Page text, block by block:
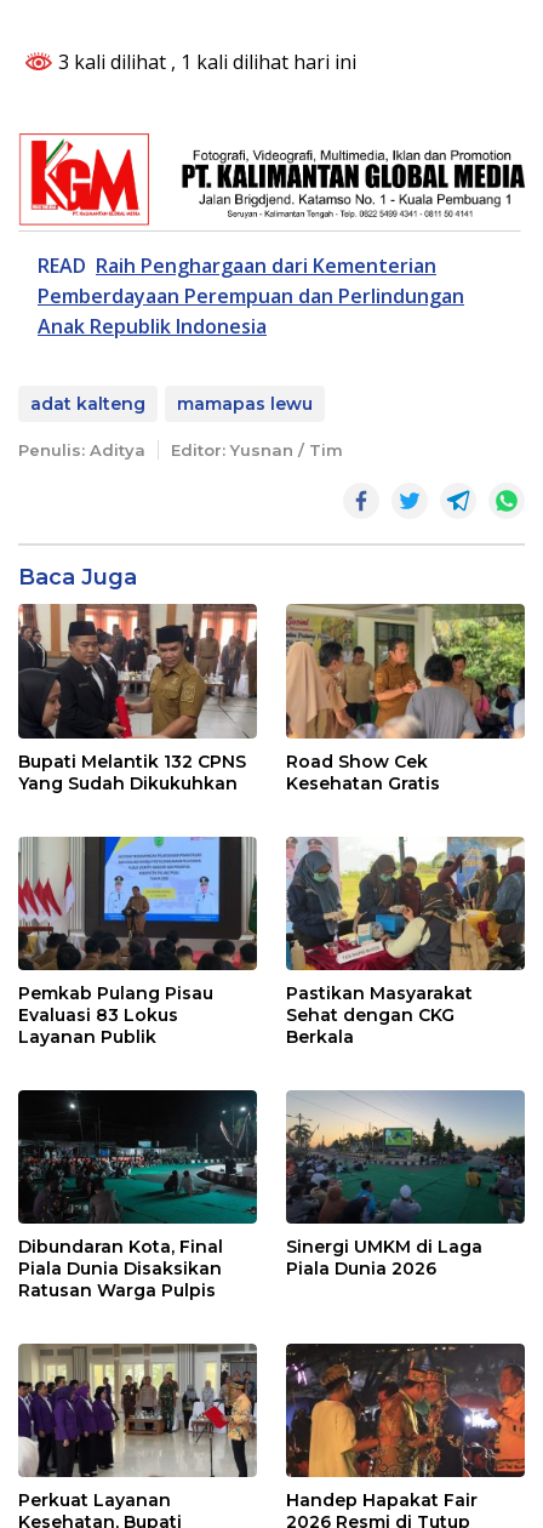
3 kali dilihat , 1 kali dilihat hari ini
READ Raih Penghargaan dari Kementerian
Pemberdayaan Perempuan dan Perlindungan
Anak Republik Indonesia
adat kalteng mamapas lewu
Penulis: Aditya Editor: Yusnan / Tim
Baca Juga
Bupati Melantik 132 CPNS
Yang Sudah Dikukuhkan
Road Show Cek
Kesehatan Gratis
Pemkab Pulang Pisau
Evaluasi 83 Lokus
Layanan Publik
Pastikan Masyarakat
Sehat dengan CKG
Berkala
Dibundaran Kota, Final
Piala Dunia Disaksikan
Ratusan Warga Pulpis
Sinergi UMKM di Laga
Piala Dunia 2026
Perkuat Layanan
Kesehatan, Bupati
Handep Hapakat Fair
2026 Resmi di Tutup